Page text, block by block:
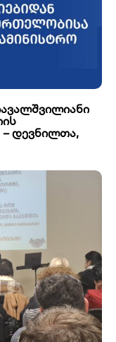
– დევნილთა,